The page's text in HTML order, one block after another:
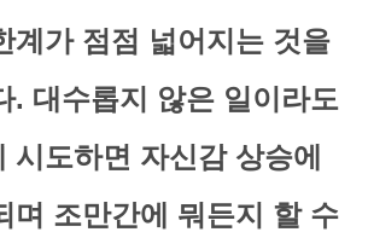
계가 점점 넓어지는 것을
. 대수롭지 않은 일이라도
시도하면 자신감 상승에
며 조만간에 뭐든지 할 수